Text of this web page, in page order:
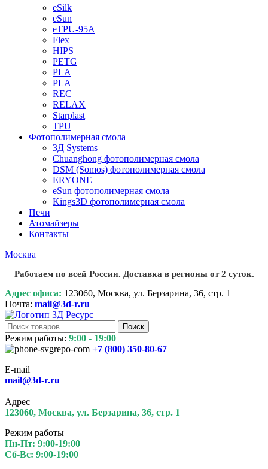
eSilk
eSun
eTPU-95A
Flex
HIPS
PETG
PLA
PLA+
REC
RELAX
Starplast
TPU
Фотополимерная смола
3Д Systems
Chuanghong фотополимерная смола
DSM (Somos) фотополимерная смола
ERYONE
eSun фотополимерная смола
Kings3D фотополимерная смола
Печи
Атомайзеры
Контакты
Москва
Работаем по всей России. Доставка в регионы от 2 суток.
Адрес офиса: 123060, Москва, ул. Берзарина, 36, стр. 1
Почта: mail@3d-r.ru
Поиск
Режим работы: 9:00 - 19:00
+7 (800) 350-80-67
E-mail
mail@3d-r.ru
Адрес
123060, Москва, ул. Берзарина, 36, стр. 1
Режим работы
Пн-Пт: 9:00-19:00
Сб-Вс: 9:00-19:00